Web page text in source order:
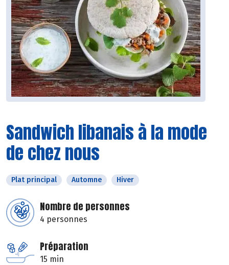
Sandwich libanais à la mode
de chez nous
Plat principal Automne Hiver
Nombre de personnes
4 personnes
Préparation
15 min